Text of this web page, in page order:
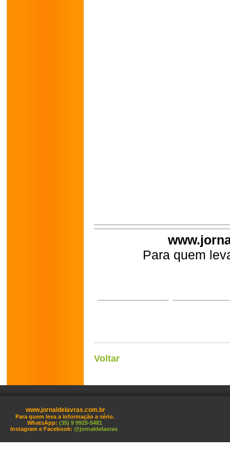
Para quem
Voltar
www.jornaldelavras.com.br
Para quem leva a informação a sério.
WhatsApp: (35) 9 9925-5481
Instagram e Facebook: @jornaldelavras